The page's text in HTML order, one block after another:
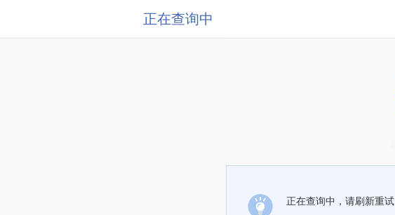
正在查询中
正在查询中，请刷新重试